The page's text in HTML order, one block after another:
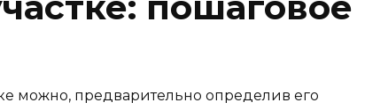
можно, предварительно определив его